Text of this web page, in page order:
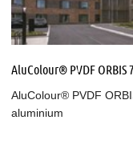
AluColour® PVDF ORBIS
AluColour® PVDF
aluminium